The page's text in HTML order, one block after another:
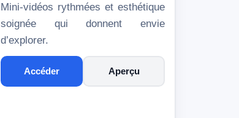
Mini-vidéos rythmées et esthétique
soignée qui donnent envie
d’explorer.
Accéder Aperçu